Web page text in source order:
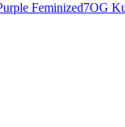
Feminized7OG